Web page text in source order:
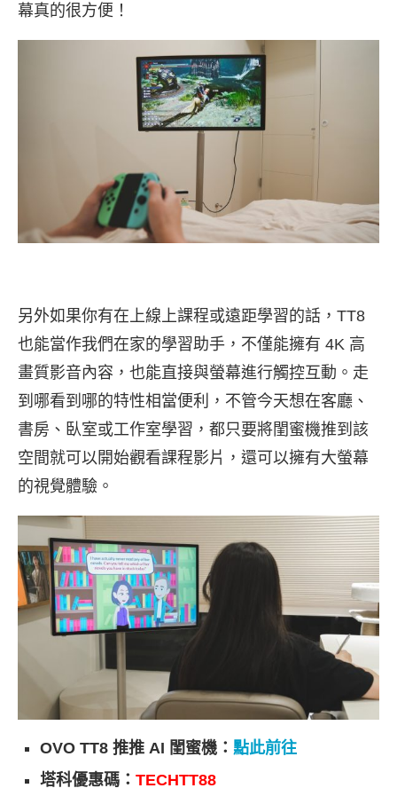
幕真的很方便！
另外如果你有在上線上課程或遠距學習的話，TT8
也能當作我們在家的學習助手，不僅能擁有 4K 高
畫質影音內容，也能直接與螢幕進行觸控互動。走
到哪看到哪的特性相當便利，不管今天想在客廳、
書房、臥室或工作室學習，都只要將閨蜜機推到該
空間就可以開始觀看課程影片，還可以擁有大螢幕
的視覺體驗。
OVO TT8 推推 AI 閨蜜機： 點此前往
塔科優惠碼： TECHTT88